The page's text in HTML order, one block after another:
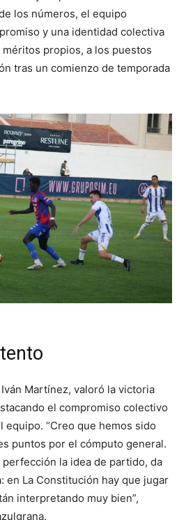
los números, el equipo
y una identidad colectiva
propios, a los puestos
tras un comienzo de temporada
Martínez, valoró la victoria
el compromiso colectivo
equipo. “Creo que hemos sido
puntos por el cómputo general.
la idea de partido, da
en La Constitución hay que jugar
interpretando muy bien”,